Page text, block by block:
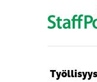
Hyppää